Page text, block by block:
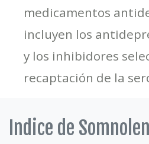
medicamentos
incluyen los
y los inhibidores
recaptación de la
Indice de